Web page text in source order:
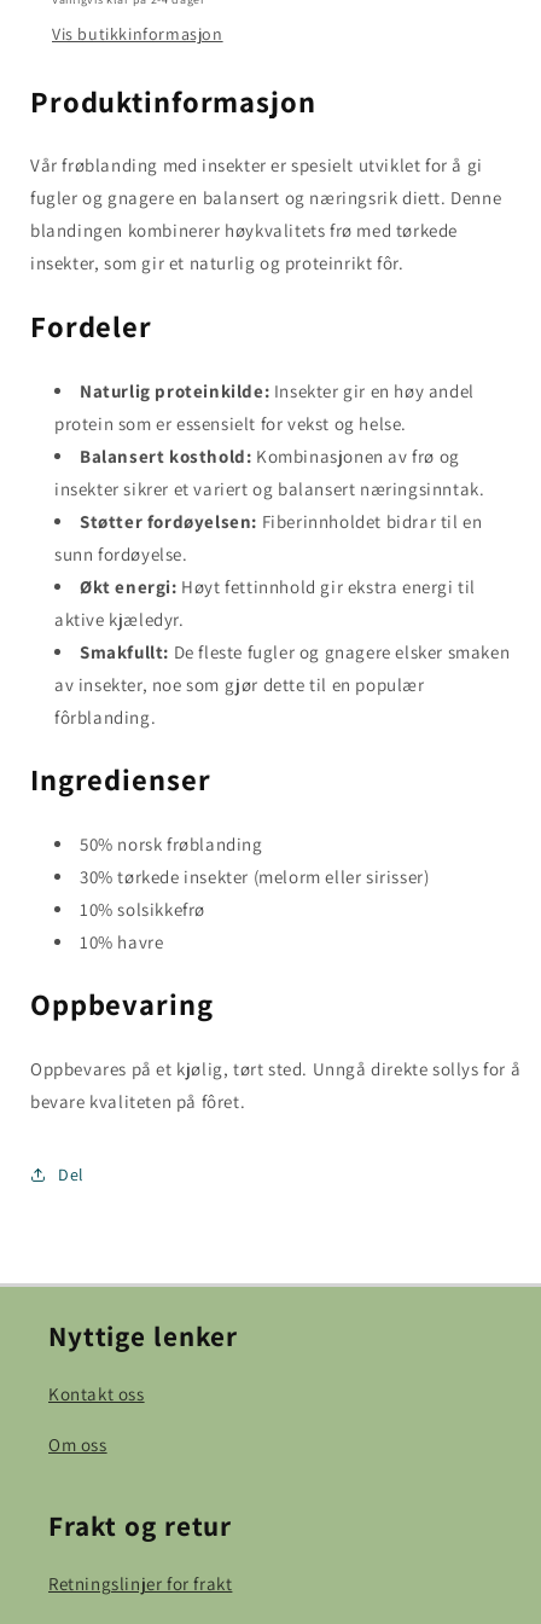
og
gnagere.
og
gnagere.
Vis butikkinformasjon
Produktinformasjon
Vår frøblanding med insekter er spesielt utviklet for å gi
fugler og gnagere en balansert og næringsrik diett. Denne
blandingen kombinerer høykvalitets frø med tørkede
insekter, som gir et naturlig og proteinrikt fôr.
Fordeler
Naturlig proteinkilde: Insekter gir en høy andel
protein som er essensielt for vekst og helse.
Balansert kosthold: Kombinasjonen av frø og
insekter sikrer et variert og balansert næringsinntak.
Støtter fordøyelsen: Fiberinnholdet bidrar til en
sunn fordøyelse.
Økt energi: Høyt fettinnhold gir ekstra energi til
aktive kjæledyr.
Smakfullt: De fleste fugler og gnagere elsker smaken
av insekter, noe som gjør dette til en populær
fôrblanding.
Ingredienser
50% norsk frøblanding
30% tørkede insekter (melorm eller sirisser)
10% solsikkefrø
10% havre
Oppbevaring
Oppbevares på et kjølig, tørt sted. Unngå direkte sollys for å
bevare kvaliteten på fôret.
Del
Nyttige lenker
Kontakt oss
Om oss
Frakt og retur
Retningslinjer for frakt